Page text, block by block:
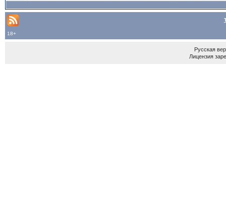
18+
Русская
Лицензия